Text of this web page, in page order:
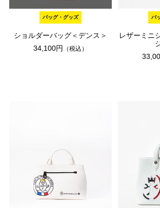
バッグ・グッズ
ショルダーバッグ＜デンス＞
34,100円
（税込）
バ
レザーミニ